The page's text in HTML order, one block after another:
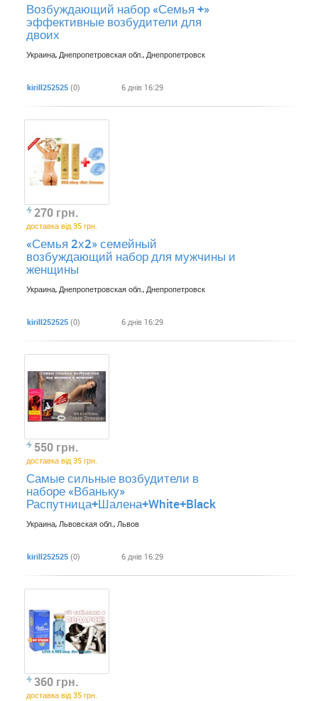
Возбуждающий набор «Семья +»
эффективные возбудители для
двоих
Украина, Днепропетровская обл., Днепропетровск
kirill252525 (0) 6 днів 16:29
270 грн.
доставка від 35 грн.
«Семья 2х2» семейный
возбуждающий набор для мужчины и
женщины
Украина, Днепропетровская обл., Днепропетровск
kirill252525 (0) 6 днів 16:29
550 грн.
доставка від 35 грн.
Самые сильные возбудители в
наборе «Вбаньку»
Распутница+Шалена+White+Black
Украина, Львовская обл., Львов
kirill252525 (0) 6 днів 16:29
360 грн.
доставка від 35 грн.